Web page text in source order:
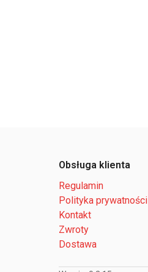
Obsługa klienta
Regulamin
Polityka prywatności
Kontakt
Zwroty
Dostawa